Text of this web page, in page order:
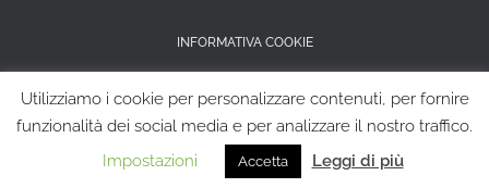
INFORMATIVA COOKIE
RICHIESTA CANCELLAZIONE DEI DATI PERSONALI
Hestia | Sviluppato daThemeIsle
Utilizziamo i cookie per personalizzare contenuti, per fornire
funzionalità dei social media e per analizzare il nostro traffico.
Impostazioni
Accetta Leggi di più